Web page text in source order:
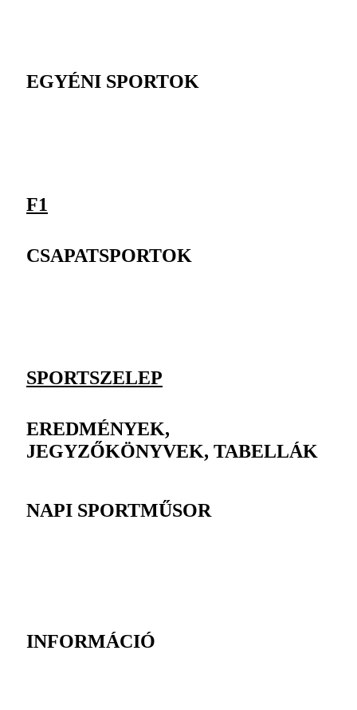
EGYÉNI SPORTOK
F1
CSAPATSPORTOK
SPORTSZELEP
EREDMÉNYEK,
JEGYZŐKÖNYVEK, TABELLÁK
NAPI SPORTMŰSOR
INFORMÁCIÓ